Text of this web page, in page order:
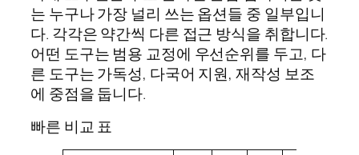
는 누구나 가장 널리 쓰는 옵션들 중 일부입니
다. 각각은 약간씩 다른 접근 방식을 취합니다.
어떤 도구는 범용 교정에 우선순위를 두고, 다
른 도구는 가독성, 다국어 지원, 재작성 보조
에 중점을 둡니다.
빠른 비교 표